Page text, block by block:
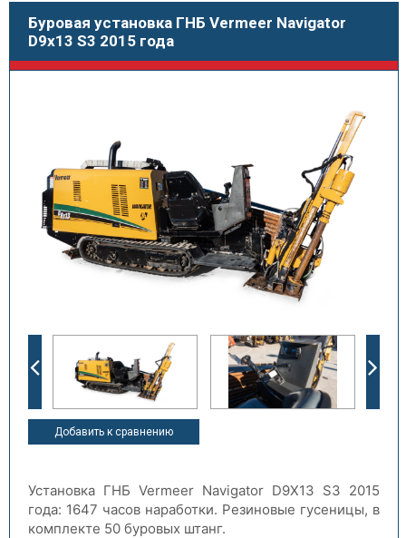
Буровая установка ГНБ Vermeer Navigator
D9x13 S3 2015 года
Добавить к сравнению
Установка ГНБ Vermeer Navigator D9X13 S3 2015
года: 1647 часов наработки. Резиновые гусеницы, в
комплекте 50 буровых штанг.